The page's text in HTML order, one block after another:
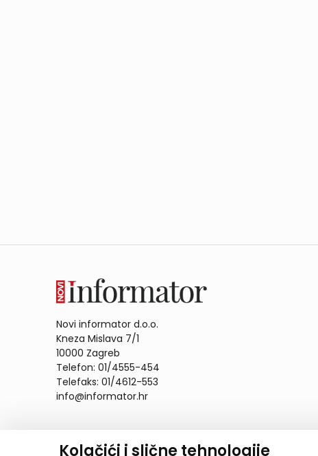
Kolačići i slične tehnologije
Novi informator d.o.o.
Kneza Mislava 7/1
10000 Zagreb
Telefon: 01/4555-454
Telefaks: 01/4612-553
info@informator.hr